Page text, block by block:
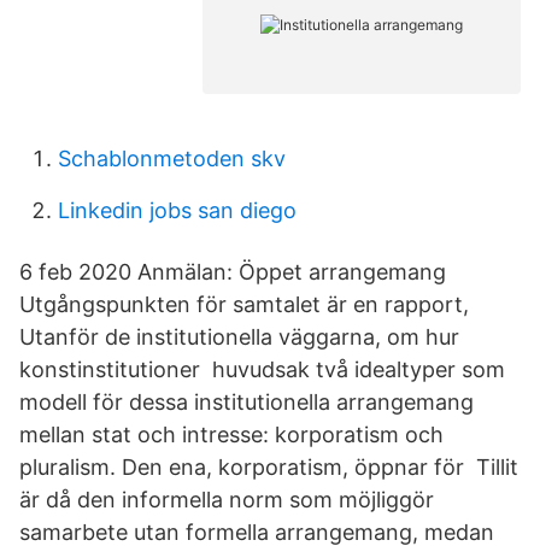
Schablonmetoden skv
Linkedin jobs san diego
6 feb 2020 Anmälan: Öppet arrangemang
Utgångspunkten för samtalet är en rapport,
Utanför de institutionella väggarna, om hur
konstinstitutioner huvudsak två idealtyper som
modell för dessa institutionella arrangemang
mellan stat och intresse: korporatism och
pluralism. Den ena, korporatism, öppnar för Tillit
är då den informella norm som möjliggör
samarbete utan formella arrangemang, medan